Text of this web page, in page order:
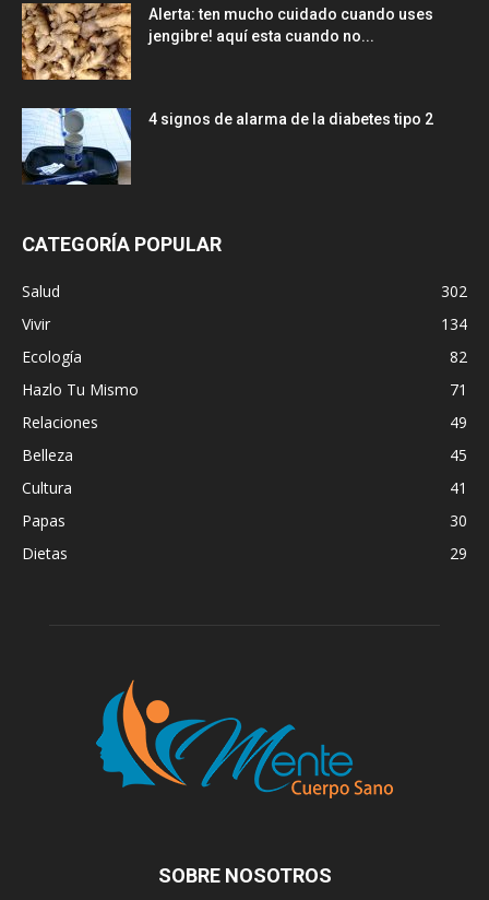
Alerta: ten mucho cuidado cuando uses
jengibre! aquí esta cuando no...
4 signos de alarma de la diabetes tipo 2
CATEGORÍA POPULAR
Salud
302
Vivir
134
Ecología
82
Hazlo Tu Mismo
71
Relaciones
49
Belleza
45
Cultura
41
Papas
30
Dietas
29
SOBRE NOSOTROS